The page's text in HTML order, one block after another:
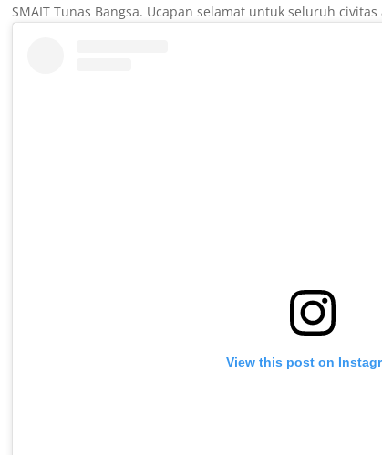
SMAIT Tunas Bangsa. Ucapan selamat untuk seluruh civitas
View this post on